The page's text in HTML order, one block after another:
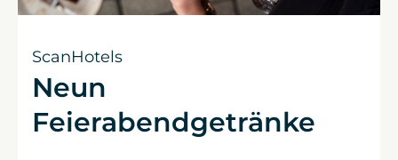
ScanHotels
Neun
Feierabendgetränke